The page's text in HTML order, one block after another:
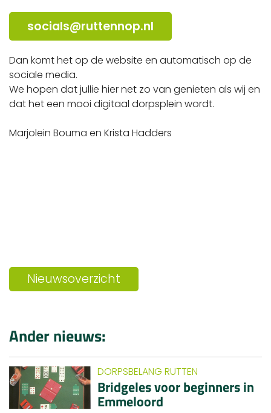
socials@ruttennop.nl
Dan komt het op de website en automatisch op de
sociale media.
We hopen dat jullie hier net zo van genieten als wij en
dat het een mooi digitaal dorpsplein wordt.
Marjolein Bouma en Krista Hadders
Nieuwsoverzicht
Ander nieuws:
DORPSBELANG RUTTEN
Bridgeles voor beginners in
Emmeloord